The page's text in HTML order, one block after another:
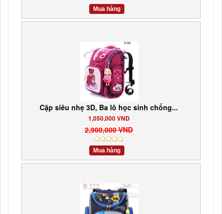
Mua hàng
Cặp siêu nhẹ 3D, Ba lô học sinh chống...
1,050,000 VND
2,900,000 VND
Mua hàng